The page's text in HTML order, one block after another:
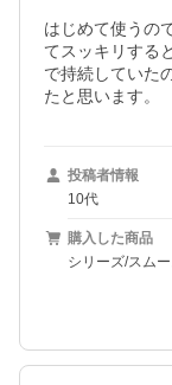
はじめて使うの
てスッキリする
で持続していた
たと思います。
投稿者情報
10代
購入した商品
シリーズ/スム